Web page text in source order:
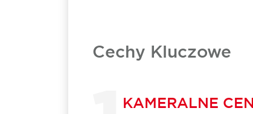
Cechy Kluczowe
KAMERALNE